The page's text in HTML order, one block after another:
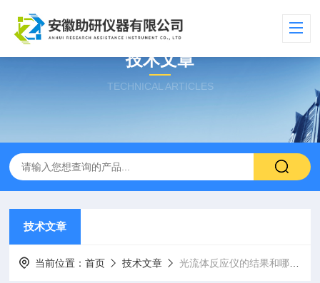
技术文章
TECHNICAL ARTICLES
技术文章
当前位置：首页 技术文章 光流体反应仪的结果和哪些因素相关